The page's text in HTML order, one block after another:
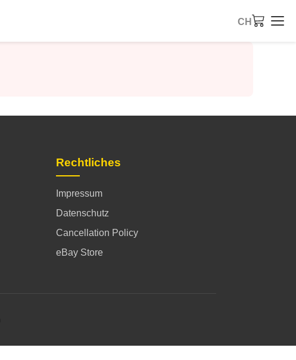
CH
Rechtliches
Impressum
Datenschutz
Cancellation Policy
eBay Store